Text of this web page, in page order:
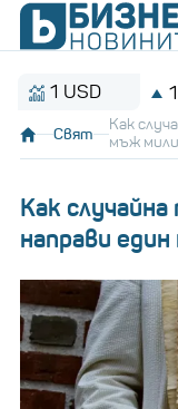
USD 1.1535
Свят
Как
мъж
Как случайна
направи